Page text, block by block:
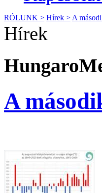
RÓLUNK > Hírek > A
Hírek
A